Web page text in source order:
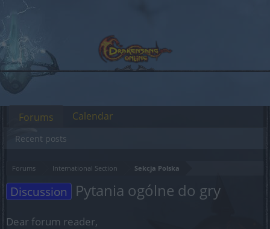
Forums International Section Sekcja Polska
Discussion Pytania ogólne do gry
Dear forum reader,
Forums
Recent posts
Calendar